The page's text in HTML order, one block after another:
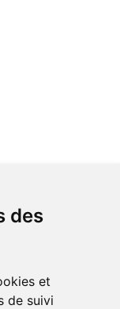
des
et
de suivi